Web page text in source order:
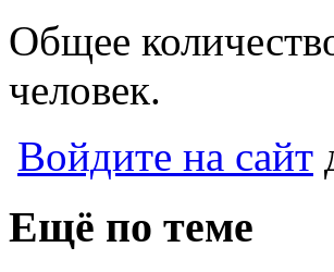
Общее
человек.
Войдите на сайт
Ещё по теме